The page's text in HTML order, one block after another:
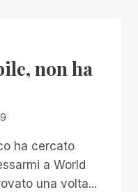
non ha
ha cercato
a World
una volta...